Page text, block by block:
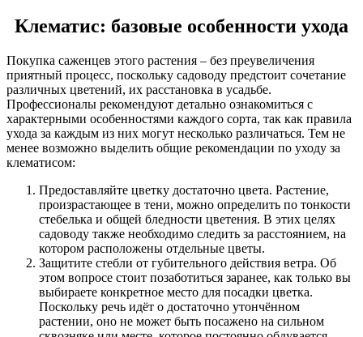
Клематис: базовые особенности ухода
Покупка саженцев этого растения – без преувеличения
приятный процесс, поскольку садоводу предстоит сочетание
различных цветений, их расстановка в усадьбе.
Профессионалы рекомендуют детально ознакомиться с
характерными особенностями каждого сорта, так как правила
ухода за каждым из них могут несколько различаться. Тем не
менее возможно выделить общие рекомендации по уходу за
клематисом:
Предоставляйте цветку достаточно цвета. Растение,
произрастающее в тени, можно определить по тонкости
стебелька и общей бледности цветения. В этих целях
садоводу также необходимо следить за расстоянием, на
котором расположены отдельные цветы.
Защитите стебли от губительного действия ветра. Об
этом вопросе стоит позаботиться заранее, как только вы
выбираете конкретное место для посадки цветка.
Поскольку речь идёт о достаточно утончённом
растении, оно не может быть посажено на сильном